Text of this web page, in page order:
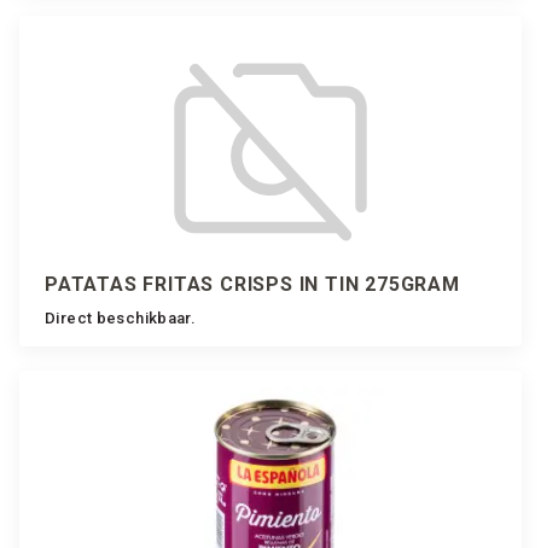
PATATAS FRITAS CRISPS IN TIN 275GRAM
Direct beschikbaar.